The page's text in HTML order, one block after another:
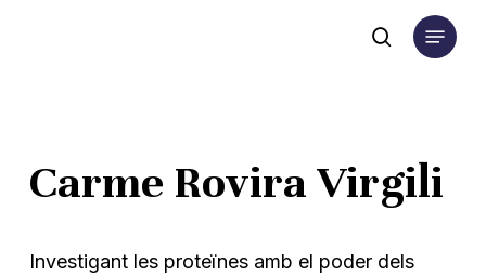
search
Menu
Carme Rovira Virgili
Investigant les proteïnes amb el poder dels